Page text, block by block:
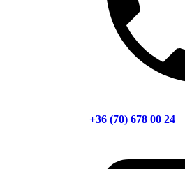
+36 (70) 678 00 24